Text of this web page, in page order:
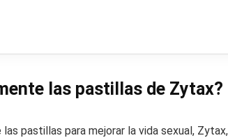
las pastillas de Zytax?
pastillas para mejorar la vida sexual,